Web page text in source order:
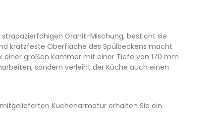
Granit-Mischung, besticht sie
kratzfeste Oberfläche des Spülbeckens macht
großen Kammer mit einer Tiefe von 170 mm
sondern verleiht der Küche auch einen
Küchenarmatur erhalten Sie ein